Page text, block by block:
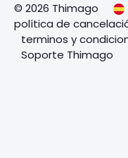
© 2026 Thimago
política de
terminos y
Soporte Thimago